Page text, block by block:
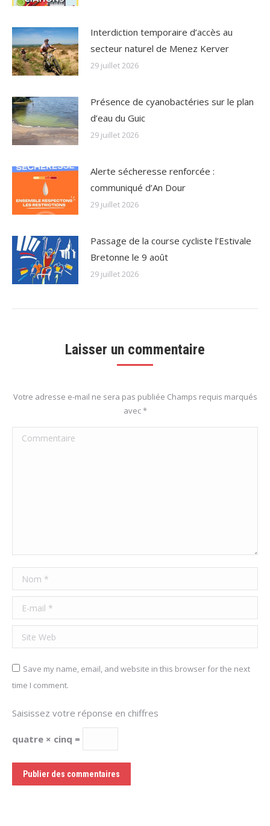
Interdiction temporaire d’accès au
secteur naturel de Menez Kerver
29 juillet 2026
Présence de cyanobactéries sur le plan
d’eau du Guic
29 juillet 2026
Alerte sécheresse renforcée :
communiqué d’An Dour
29 juillet 2026
Passage de la course cycliste l’Estivale
Bretonne le 9 août
29 juillet 2026
Laisser un commentaire
Votre adresse e-mail ne sera pas publiée Champs requis marqués
avec*
Commentaire
Nom *
E-mail *
Site Web
Save my name, email, and website in this browser for the next
time I comment.
Saisissez votre réponse en chiffres
quatre × cinq =
Publier des commentaires